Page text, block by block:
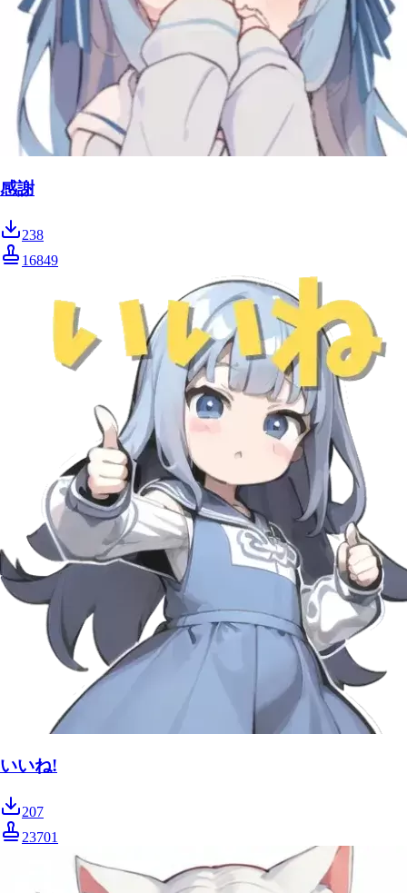
感謝
238
16849
いいね!
207
23701